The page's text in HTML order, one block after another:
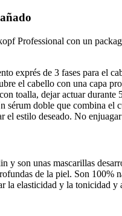
Professional con un
exprés de 3 fases para el
el cabello con una capa
toalla, dejar actuar durante
doble que combina el
el estilo deseado. No enjuagar
y son unas mascarillas
de la piel. Son
la elasticidad y la tonicidad y